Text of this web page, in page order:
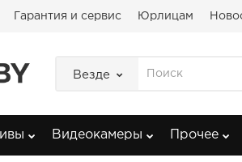
Гарантия и сервис Юрлицам
Везде
Видеокамеры Прочее